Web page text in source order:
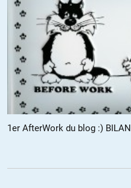
1er AfterWork du blog :) BILAN